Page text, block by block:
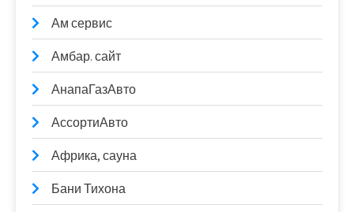
Ам сервис
Амбар. сайт
АнапаГазАвто
АссортиАвто
Африка, сауна
Бани Тихона